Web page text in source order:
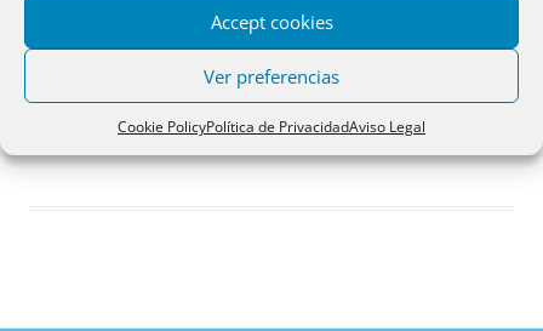
Accept cookies
Ver preferencias
Cookie PolicyPolítica de PrivacidadAviso Legal
Acceder
Registro
¿Has olvidado tu contraseña?